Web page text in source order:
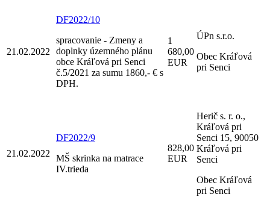
21.02.2022
DF2022/10
spracovanie - Zmeny a
doplnky územného plánu
obce Kráľová pri Senci
č.5/2021 za sumu 1860,- € s
DPH.
1
680,00
EUR
ÚPn s.r.o.
Obec Kráľová
pri Senci
21.02.2022
DF2022/9
MŠ skrinka na matrace
IV.trieda
828,00
EUR
Herič s. r. o.,
Kráľová pri
Senci 15, 90050
Kráľová pri
Senci
Obec Kráľová
pri Senci